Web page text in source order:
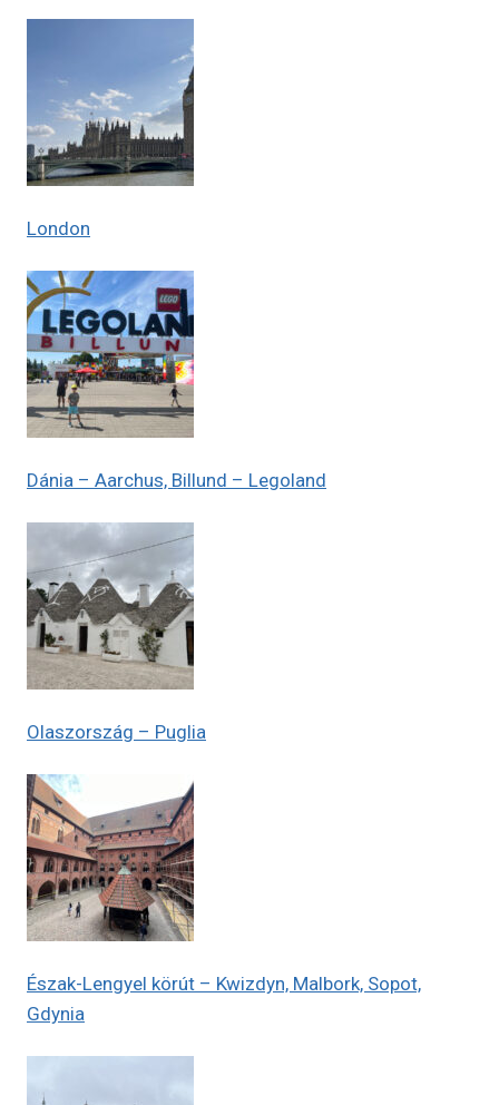
London
Dánia – Aarchus, Billund – Legoland
Olaszország – Puglia
Észak-Lengyel körút – Kwizdyn, Malbork, Sopot,
Gdynia